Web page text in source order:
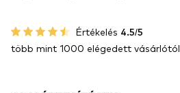
Értékelés 4.5/5
több mint 1000 elégedett vásárlótól